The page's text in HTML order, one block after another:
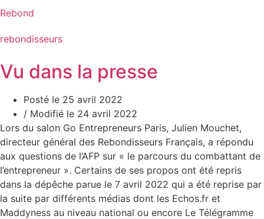
Rebond
rebondisseurs
Vu dans la presse
Posté le 25 avril 2022
/ Modifié le 24 avril 2022
Lors du salon Go Entrepreneurs Paris, Julien Mouchet,
directeur général des Rebondisseurs Français, a répondu
aux questions de l’AFP sur « le parcours du combattant de
l’entrepreneur ». Certains de ses propos ont été repris
dans la dépêche parue le 7 avril 2022 qui a été reprise par
la suite par différents médias dont les Echos.fr et
Maddyness au niveau national ou encore Le Télégramme